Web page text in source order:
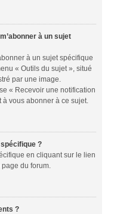
à un sujet
à un sujet spécifique
« Outils du sujet », situé
par une image.
« Recevoir une notification
à vous abonner à ce sujet.
?
en cliquant sur le lien
page du forum.
?